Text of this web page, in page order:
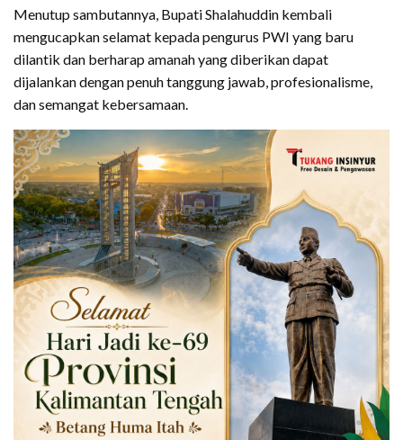
Menutup sambutannya, Bupati Shalahuddin kembali
mengucapkan selamat kepada pengurus PWI yang baru
dilantik dan berharap amanah yang diberikan dapat
dijalankan dengan penuh tanggung jawab, profesionalisme,
dan semangat kebersamaan.